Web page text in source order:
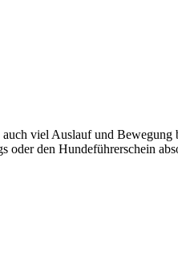
viel Auslauf und
oder den Hundeführerschein